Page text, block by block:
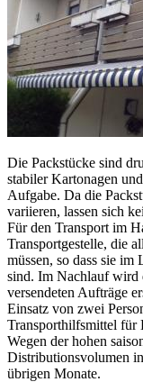
Die Packstücke sind
stabiler Kartonagen
Aufgabe. Da die
variieren, lassen sich
Für den Transport im
Transportgestelle, die
müssen, so dass sie im
sind. Im Nachlauf wird
versendeten Aufträge
Einsatz von zwei
Transporthilfsmittel für
Wegen der hohen
Distributionsvolumen
übrigen Monate.